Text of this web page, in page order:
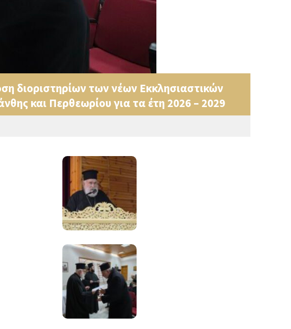
διοριστηρίων των νέων Εκκλησιαστικών
και Περθεωρίου για τα έτη 2026 – 2029